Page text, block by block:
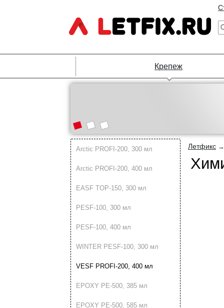
Крепеж
Arctic PROFI-200, 300 мл
Arctic PROFI-200, 400 мл
EASF TOP-150, 300 мл
PESF-100, 300 мл
PESF-100, 400 мл
WINTER PESF-100, 300 мл
VESF PROFI-200, 400 мл
EPOXY PE-500, 385 мл
EPOXY PE-500, 585 мл
Летфикс